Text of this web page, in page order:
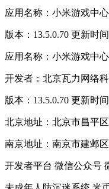
应用名称：小米游戏中心
版本：13.5.0.70 更新时
应用名称：小米游戏中心
开发者：北京瓦力网络
版本：13.5.0.70 更新时
北京地址：北京市昌平
南京地址：南京市建邺
开发者平台 微信公众号